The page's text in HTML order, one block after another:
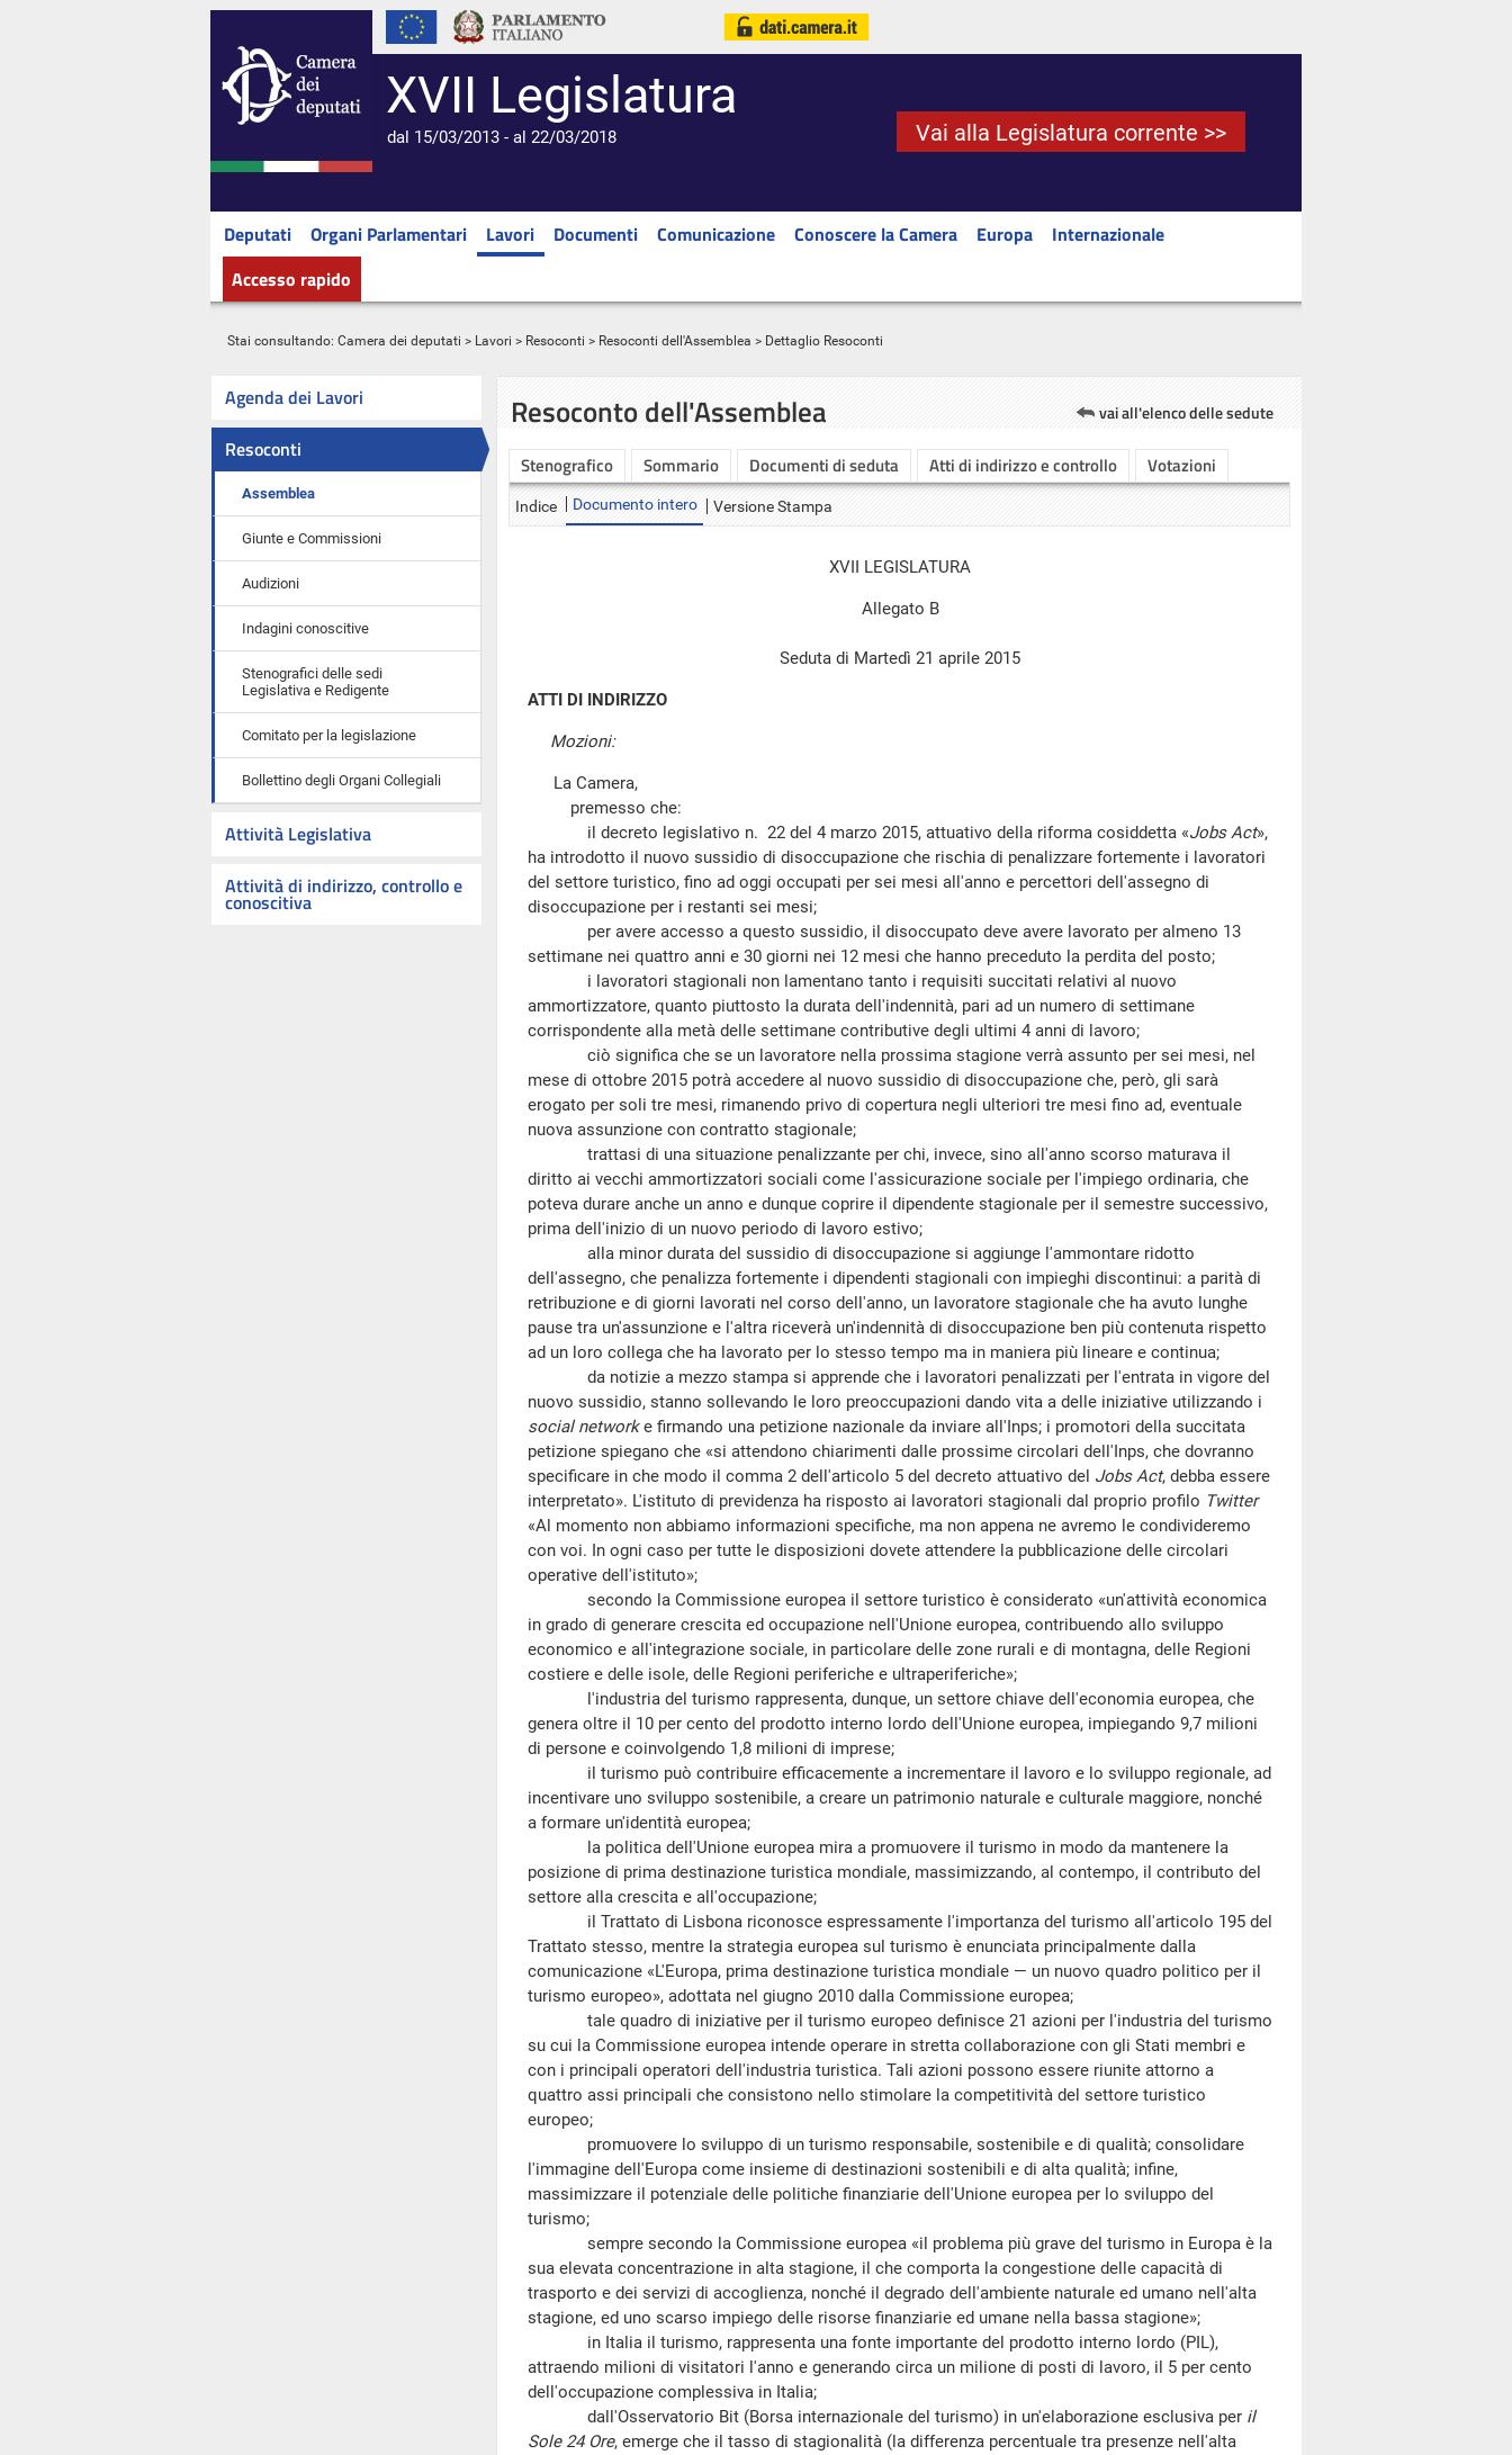
XVII Legislatura
dal 15/03/2013 - al 22/03/2018 Vai alla Legislatura corrente >>
Deputati Organi Parlamentari Lavori Documenti Comunicazione Conoscere la Camera Europa
Internazionale
Accesso rapido
Stai consultando: Camera dei deputati > Lavori > Resoconti > Resoconti dell'Assemblea > Dettaglio Resoconti
Agenda dei Lavori
Resoconti
Assemblea
Giunte e Commissioni
Audizioni
Indagini conoscitive
Stenografici delle sedi
Legislativa e Redigente
Comitato per la legislazione
Bollettino degli Organi Collegiali
Attività Legislativa
Attività di indirizzo, controllo e
conoscitiva
Resoconto dell'Assemblea vai all'elenco delle sedute
Stenografico Sommario Documenti di seduta Atti di indirizzo e controllo Votazioni
Indice Documento intero Versione Stampa
XVII LEGISLATURA
Allegato B
Seduta di Martedì 21 aprile 2015
ATTI DI INDIRIZZO
Mozioni:
La Camera,
premesso che:
il decreto legislativo n. 22 del 4 marzo 2015, attuativo della riforma cosiddetta «Jobs Act»,
ha introdotto il nuovo sussidio di disoccupazione che rischia di penalizzare fortemente i lavoratori
del settore turistico, fino ad oggi occupati per sei mesi all'anno e percettori dell'assegno di
disoccupazione per i restanti sei mesi;
per avere accesso a questo sussidio, il disoccupato deve avere lavorato per almeno 13
settimane nei quattro anni e 30 giorni nei 12 mesi che hanno preceduto la perdita del posto;
i lavoratori stagionali non lamentano tanto i requisiti succitati relativi al nuovo
ammortizzatore, quanto piuttosto la durata dell'indennità, pari ad un numero di settimane
corrispondente alla metà delle settimane contributive degli ultimi 4 anni di lavoro;
ciò significa che se un lavoratore nella prossima stagione verrà assunto per sei mesi, nel
mese di ottobre 2015 potrà accedere al nuovo sussidio di disoccupazione che, però, gli sarà
erogato per soli tre mesi, rimanendo privo di copertura negli ulteriori tre mesi fino ad, eventuale
nuova assunzione con contratto stagionale;
trattasi di una situazione penalizzante per chi, invece, sino all'anno scorso maturava il
diritto ai vecchi ammortizzatori sociali come l'assicurazione sociale per l'impiego ordinaria, che
poteva durare anche un anno e dunque coprire il dipendente stagionale per il semestre successivo,
prima dell'inizio di un nuovo periodo di lavoro estivo;
alla minor durata del sussidio di disoccupazione si aggiunge l'ammontare ridotto
dell'assegno, che penalizza fortemente i dipendenti stagionali con impieghi discontinui: a parità di
retribuzione e di giorni lavorati nel corso dell'anno, un lavoratore stagionale che ha avuto lunghe
pause tra un'assunzione e l'altra riceverà un'indennità di disoccupazione ben più contenuta rispetto
ad un loro collega che ha lavorato per lo stesso tempo ma in maniera più lineare e continua;
da notizie a mezzo stampa si apprende che i lavoratori penalizzati per l'entrata in vigore del
nuovo sussidio, stanno sollevando le loro preoccupazioni dando vita a delle iniziative utilizzando i
social networke firmando una petizione nazionale da inviare all'Inps; i promotori della succitata
petizione spiegano che «si attendono chiarimenti dalle prossime circolari dell'Inps, che dovranno
specificare in che modo il comma 2 dell'articolo 5 del decreto attuativo del Jobs Act, debba essere
interpretato». L'istituto di previdenza ha risposto ai lavoratori stagionali dal proprio profilo Twitter
«Al momento non abbiamo informazioni specifiche, ma non appena ne avremo le condivideremo
con voi. In ogni caso per tutte le disposizioni dovete attendere la pubblicazione delle circolari
operative dell'istituto»;
secondo la Commissione europea il settore turistico è considerato «un'attività economica
in grado di generare crescita ed occupazione nell'Unione europea, contribuendo allo sviluppo
economico e all'integrazione sociale, in particolare delle zone rurali e di montagna, delle Regioni
costiere e delle isole, delle Regioni periferiche e ultraperiferiche»;
l'industria del turismo rappresenta, dunque, un settore chiave dell'economia europea, che
genera oltre il 10 per cento del prodotto interno lordo dell'Unione europea, impiegando 9,7 milioni
di persone e coinvolgendo 1,8 milioni di imprese;
il turismo può contribuire efficacemente a incrementare il lavoro e lo sviluppo regionale, ad
incentivare uno sviluppo sostenibile, a creare un patrimonio naturale e culturale maggiore, nonché
a formare un'identità europea;
la politica dell'Unione europea mira a promuovere il turismo in modo da mantenere la
posizione di prima destinazione turistica mondiale, massimizzando, al contempo, il contributo del
settore alla crescita e all'occupazione;
il Trattato di Lisbona riconosce espressamente l'importanza del turismo all'articolo 195 del
Trattato stesso, mentre la strategia europea sul turismo è enunciata principalmente dalla
comunicazione «L'Europa, prima destinazione turistica mondiale — un nuovo quadro politico per il
turismo europeo», adottata nel giugno 2010 dalla Commissione europea;
tale quadro di iniziative per il turismo europeo definisce 21 azioni per l'industria del turismo
su cui la Commissione europea intende operare in stretta collaborazione con gli Stati membri e
con i principali operatori dell'industria turistica. Tali azioni possono essere riunite attorno a
quattro assi principali che consistono nello stimolare la competitività del settore turistico
europeo;
promuovere lo sviluppo di un turismo responsabile, sostenibile e di qualità; consolidare
l'immagine dell'Europa come insieme di destinazioni sostenibili e di alta qualità; infine,
massimizzare il potenziale delle politiche finanziarie dell'Unione europea per lo sviluppo del
turismo;
sempre secondo la Commissione europea «il problema più grave del turismo in Europa è la
sua elevata concentrazione in alta stagione, il che comporta la congestione delle capacità di
trasporto e dei servizi di accoglienza, nonché il degrado dell'ambiente naturale ed umano nell'alta
stagione, ed uno scarso impiego delle risorse finanziarie ed umane nella bassa stagione»;
in Italia il turismo, rappresenta una fonte importante del prodotto interno lordo (PIL),
attraendo milioni di visitatori l'anno e generando circa un milione di posti di lavoro, il 5 per cento
dell'occupazione complessiva in Italia;
dall'Osservatorio Bit (Borsa internazionale del turismo) in un'elaborazione esclusiva per il
Sole 24 Ore, emerge che il tasso di stagionalità (la differenza percentuale tra presenze nell'alta